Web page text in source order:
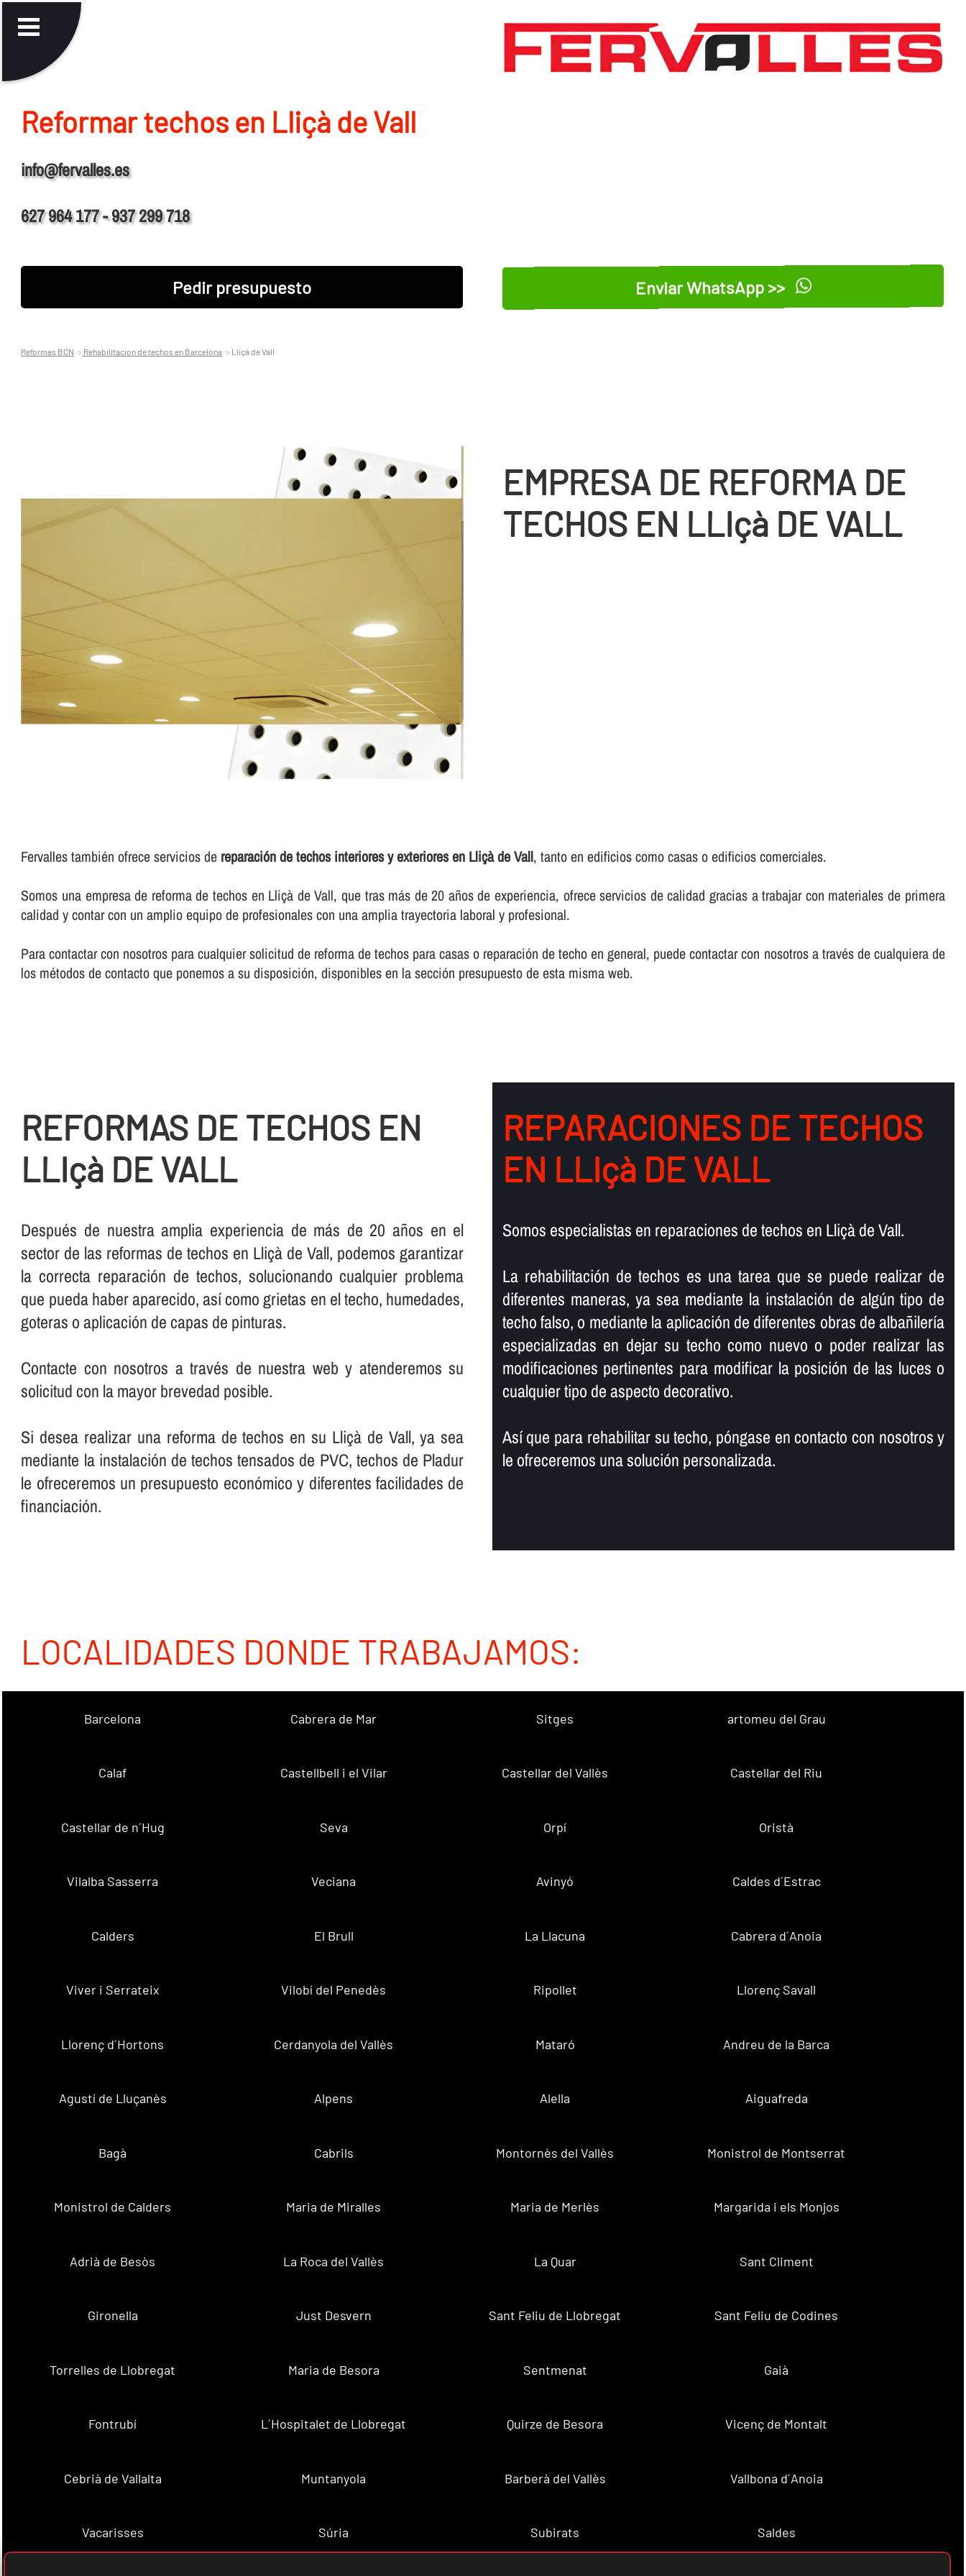
Reformar techos en Lliçà de Vall
info@fervalles.es
627 964 177 - 937 299 718
Pedir presupuesto Enviar WhatsApp >>
Reformas BCN Rehabilitacion de techos en Barcelona Lliçà de Vall
EMPRESA DE REFORMA DE
TECHOS EN LLIçà DE VALL
Fervalles también ofrece servicios de reparación de techos interiores y exteriores en Lliçà de Vall, tanto en edificios como casas o edificios comerciales.
Somos una empresa de reforma de techos en Lliçà de Vall, que tras más de 20 años de experiencia, ofrece servicios de calidad gracias a trabajar con materiales de primera
calidad y contar con un amplio equipo de profesionales con una amplia trayectoria laboral y profesional.
Para contactar con nosotros para cualquier solicitud de reforma de techos para casas o reparación de techo en general, puede contactar con nosotros a través de cualquiera de
los métodos de contacto que ponemos a su disposición, disponibles en la sección presupuesto de esta misma web.
REFORMAS DE TECHOS EN
LLIçà DE VALL
Después de nuestra amplia experiencia de más de 20 años en el
sector de las reformas de techos en Lliçà de Vall, podemos garantizar
la correcta reparación de techos, solucionando cualquier problema
que pueda haber aparecido, así­ como grietas en el techo, humedades,
goteras o aplicación de capas de pinturas.
Contacte con nosotros a través de nuestra web y atenderemos su
solicitud con la mayor brevedad posible.
Si desea realizar una reforma de techos en su Lliçà de Vall, ya sea
mediante la instalación de techos tensados de PVC, techos de Pladur
le ofreceremos un presupuesto económico y diferentes facilidades de
financiación.
REPARACIONES DE TECHOS
EN LLIçà DE VALL
Somos especialistas en reparaciones de techos en Lliçà de Vall.
La rehabilitación de techos es una tarea que se puede realizar de
diferentes maneras, ya sea mediante la instalación de algún tipo de
techo falso, o mediante la aplicación de diferentes obras de albañilerí­a
especializadas en dejar su techo como nuevo o poder realizar las
modificaciones pertinentes para modificar la posición de las luces o
cualquier tipo de aspecto decorativo.
Así­ que para rehabilitar su techo, póngase en contacto con nosotros y
le ofreceremos una solución personalizada.
LOCALIDADES DONDE TRABAJAMOS:
Barcelona Cabrera de Mar Sitges artomeu del Grau
Calaf Castellbell i el Vilar Castellar del Vallès Castellar del Riu
Castellar de n´Hug Seva Orpí Oristà
Vilalba Sasserra Veciana Avinyó Caldes d´Estrac
Calders El Brull La Llacuna Cabrera d´Anoia
Viver i Serrateix Vilobí del Penedès Ripollet Llorenç Savall
Llorenç d´Hortons Cerdanyola del Vallès Mataró Andreu de la Barca
Agustí de Lluçanès Alpens Alella Aiguafreda
Bagà Cabrils Montornès del Vallès Monistrol de Montserrat
Monistrol de Calders Maria de Miralles Maria de Merlès Margarida i els Monjos
Adrià de Besòs La Roca del Vallès La Quar Sant Climent
Gironella Just Desvern Sant Feliu de Llobregat Sant Feliu de Codines
Torrelles de Llobregat Maria de Besora Sentmenat Gaià
Fontrubí L´Hospitalet de Llobregat Quirze de Besora Vicenç de Montalt
Cebrià de Vallalta Muntanyola Barberà del Vallès Vallbona d´Anoia
Vacarisses Súria Subirats Saldes